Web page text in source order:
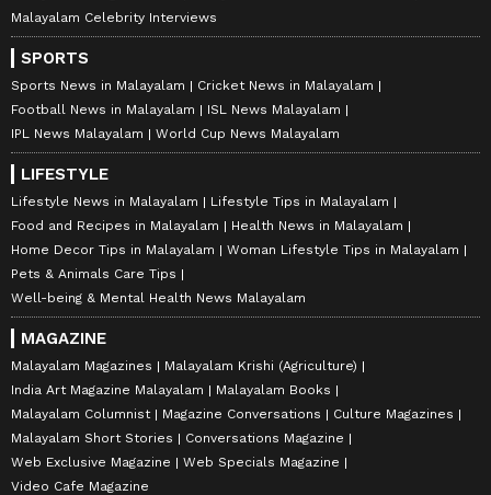
Malayalam Celebrity Interviews
SPORTS
Sports News in Malayalam
Cricket News in Malayalam
Football News in Malayalam
ISL News Malayalam
IPL News Malayalam
World Cup News Malayalam
LIFESTYLE
Lifestyle News in Malayalam
Lifestyle Tips in Malayalam
Food and Recipes in Malayalam
Health News in Malayalam
Home Decor Tips in Malayalam
Woman Lifestyle Tips in Malayalam
Pets & Animals Care Tips
Well-being & Mental Health News Malayalam
MAGAZINE
Malayalam Magazines
Malayalam Krishi (Agriculture)
India Art Magazine Malayalam
Malayalam Books
Malayalam Columnist
Magazine Conversations
Culture Magazines
Malayalam Short Stories
Conversations Magazine
Web Exclusive Magazine
Web Specials Magazine
Video Cafe Magazine